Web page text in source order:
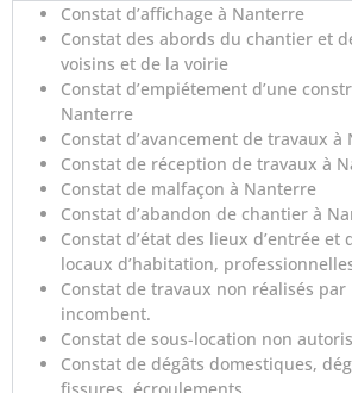
Constat d’affichage à Nanterre
Constat des abords du chantier et
voisins et de la voirie
Constat d’empiétement d’une
Nanterre
Constat d’avancement de travaux à
Constat de réception de travaux à
Constat de malfaçon à Nanterre
Constat d’abandon de chantier à
Constat d’état des lieux d’entrée et
locaux d’habitation,
Constat de travaux non réalisés
incombent.
Constat de sous-location non
Constat de dégâts domestiques,